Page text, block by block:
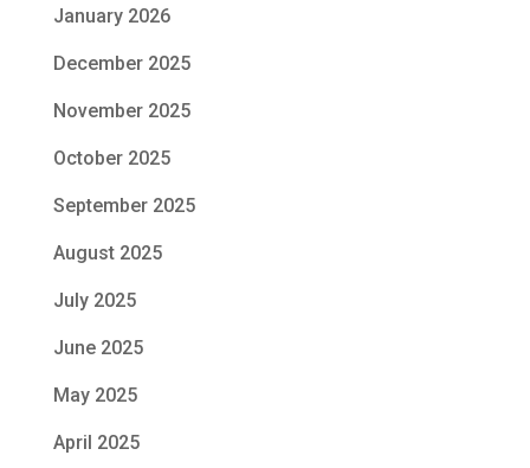
January 2026
December 2025
November 2025
October 2025
September 2025
August 2025
July 2025
June 2025
May 2025
April 2025